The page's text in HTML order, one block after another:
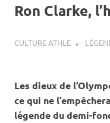
Ron Clarke,
3 MARS 2018
CULTURE ATHLE
Les dieux de
ce qui ne
légende du demi-